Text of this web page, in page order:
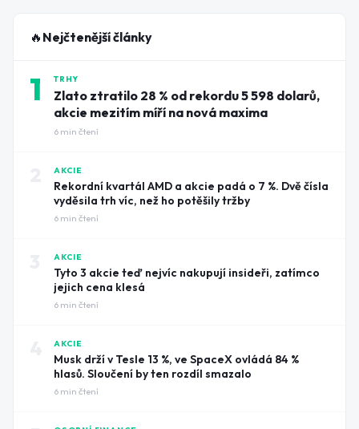
🔥 Nejčtenější články
1 TRHY
Zlato ztratilo 28 % od rekordu 5 598 dolarů,
akcie mezitím míří na nová maxima
6 min čtení
AKCIE
Rekordní kvartál AMD a akcie padá o 7 %. Dvě čísla
vyděsila trh víc, než ho potěšily tržby
6 min čtení
AKCIE
Tyto 3 akcie teď nejvíc nakupují insideři, zatímco
jejich cena klesá
6 min čtení
AKCIE
Musk drží v Tesle 13 %, ve SpaceX ovládá 84 %
hlasů. Sloučení by ten rozdíl smazalo
6 min čtení